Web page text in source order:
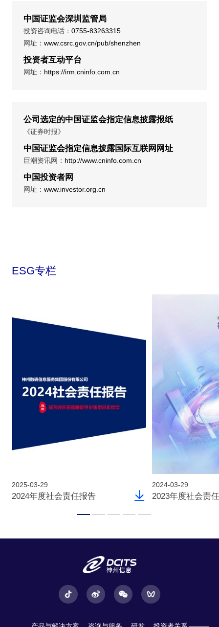
中国证监会深圳监管局
投资咨询电话： 0755-83263315
网址： www.csrc.gov.cn/pub/shenzhen
投资者互动平台
网址： https://irm.cninfo.com.cn
公司选定的中国证监会指定信息披露报纸
《证券时报》
中国证监会指定信息披露国际互联网网址
巨潮资讯网： http://www.cninfo.com.cn
中国投资者网
网址： www.investor.org.cn
ESG专栏
2025-03-29
2024年度社会责任报告
2024-03-29
2023年度社会责